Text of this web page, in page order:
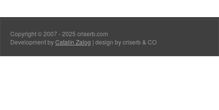
Copyright © 2007 - 2025 criserb.com
Development byCatalin Zalog | design by criserb & CO